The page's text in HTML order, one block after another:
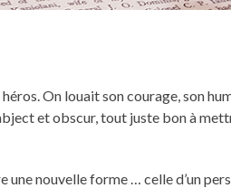
On louait son courage, son
et obscur, tout juste bon à
une nouvelle forme … celle d’un